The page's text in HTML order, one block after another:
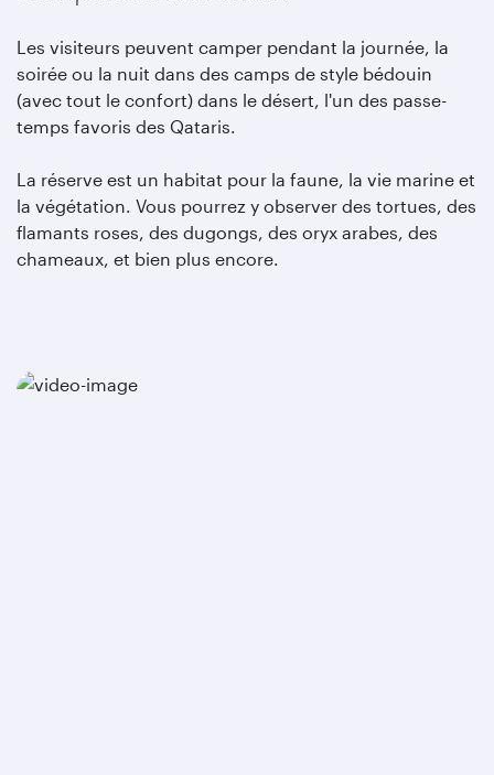
Les visiteurs peuvent camper pendant la journée, la
soirée ou la nuit dans des camps de style bédouin
(avec tout le confort) dans le désert, l'un des passe-
temps favoris des Qataris.
La réserve est un habitat pour la faune, la vie marine et
la végétation. Vous pourrez y observer des tortues, des
flamants roses, des dugongs, des oryx arabes, des
chameaux, et bien plus encore.